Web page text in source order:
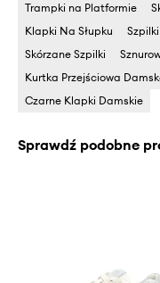
Trampki na Platformie
Klapki Na Słupku
Skórzane Szpilki
Kurtka Przejściowa
Czarne Klapki Damskie
Sprawdź podobne